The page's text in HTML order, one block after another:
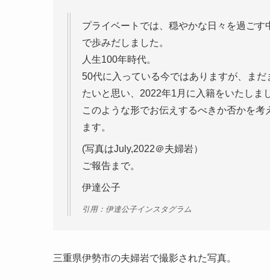
プライベートでは、穏やかな日々を過ご
で歩みだしました。
人生100年時代。
50代に入っている今ではありますが、ま
たいと思い、2022年1月に入籍をいたしま
このような形でお伝えするべきか否かを
ます。
(写真はJuly,2022＠夫婦岩）
ご報告まで。
伊達公子
引用：伊達公子インスタグラム
三重県伊勢市の夫婦岩で撮影された写真。